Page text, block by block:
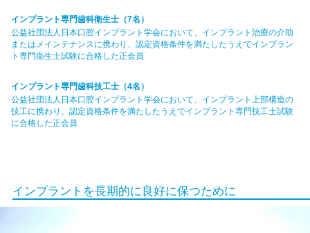
インプラント専門歯科衛生士（7名）
公益社団法人日本口腔インプラント学会において、インプラント治療の介助
またはメインテナンスに携わり、認定資格条件を満たしたうえでインプラン
ト専門衛生士試験に合格した正会員
インプラント専門歯科技工士（4名）
公益社団法人日本口腔インプラント学会において、インプラント上部構造の
技工に携わり、認定資格条件を満たしたうえでインプラント専門技工士試験
に合格した正会員
インプラントを長期的に良好に保つために